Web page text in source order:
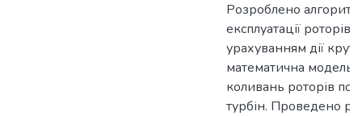
Розроблено
експлуатації роторів
урахуванням дії
математична модель
коливань роторів
турбін. Проведено